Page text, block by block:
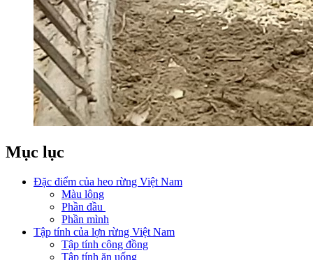
Mục lục
Đặc điểm của heo rừng Việt Nam
Màu lông
Phần đầu
Phần mình
Tập tính của lợn rừng Việt Nam
Tập tính cộng đồng
Tập tính ăn uống